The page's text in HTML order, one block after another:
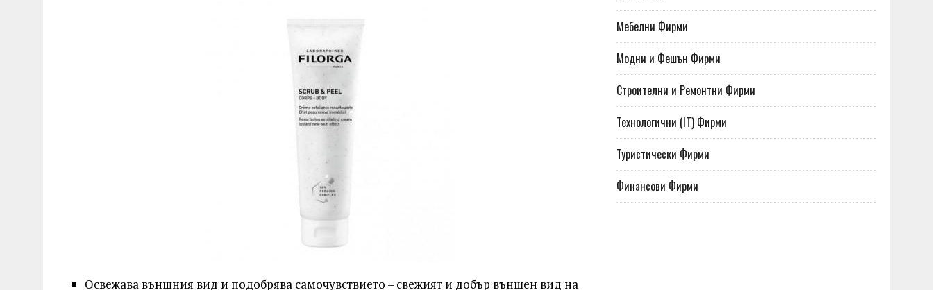
Освежава външния вид и подобрява самочувствието – свежият и добър външен вид на
Мебелни Фирми
Модни и Фешън Фирми
Строителни и Ремонтни Фирми
Технологични (IT) Фирми
Туристически Фирми
Финансови Фирми